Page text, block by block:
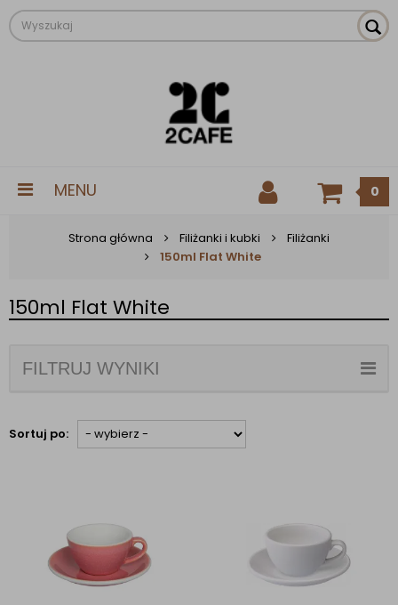
MENU 0
Strona główna Filiżanki i kubki
Filiżanki
150ml Flat White
150ml Flat White
FILTRUJ WYNIKI
Sortuj po: